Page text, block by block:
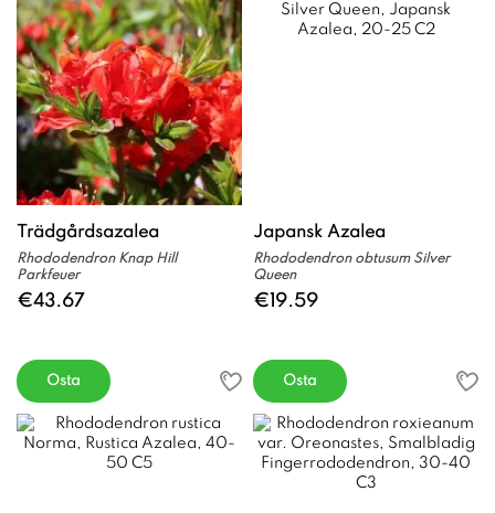
Trädgårdsazalea
Rhododendron Knap Hill
Parkfeuer
€43.67
Osta
Japansk Azalea
Rhododendron obtusum Silver
Queen
€19.59
Osta